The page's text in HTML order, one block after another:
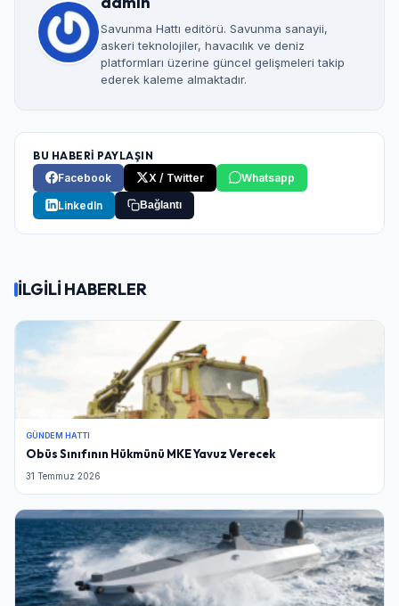
Savunma Hattı editörü. Savunma sanayii,
askeri teknolojiler, havacılık ve deniz
platformları üzerine güncel gelişmeleri takip
ederek kaleme almaktadır.
BU HABERİ PAYLAŞIN
Facebook
X / Twitter Whatsapp
LinkedIn Bağlantı
İLGİLİ HABERLER
GÜNDEM HATTI
Obüs Sınıfının Hükmünü MKE Yavuz Verecek
31 Temmuz 2026